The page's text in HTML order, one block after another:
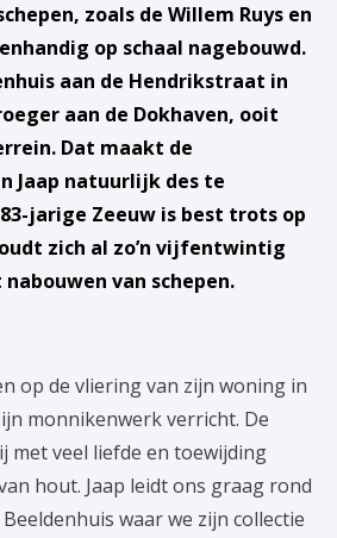
zoals de Willem Ruys en
op schaal nagebouwd.
aan de Hendrikstraat in
aan de Dokhaven, ooit
Dat maakt de
Jaap natuurlijk des te
jarige Zeeuw is best trots op
zich al zo’n vijfentwintig
van schepen.
op de vliering van zijn woning in
monnikenwerk verricht. De
met veel liefde en toewijding
hout. Jaap leidt ons graag rond
waar we zijn collectie